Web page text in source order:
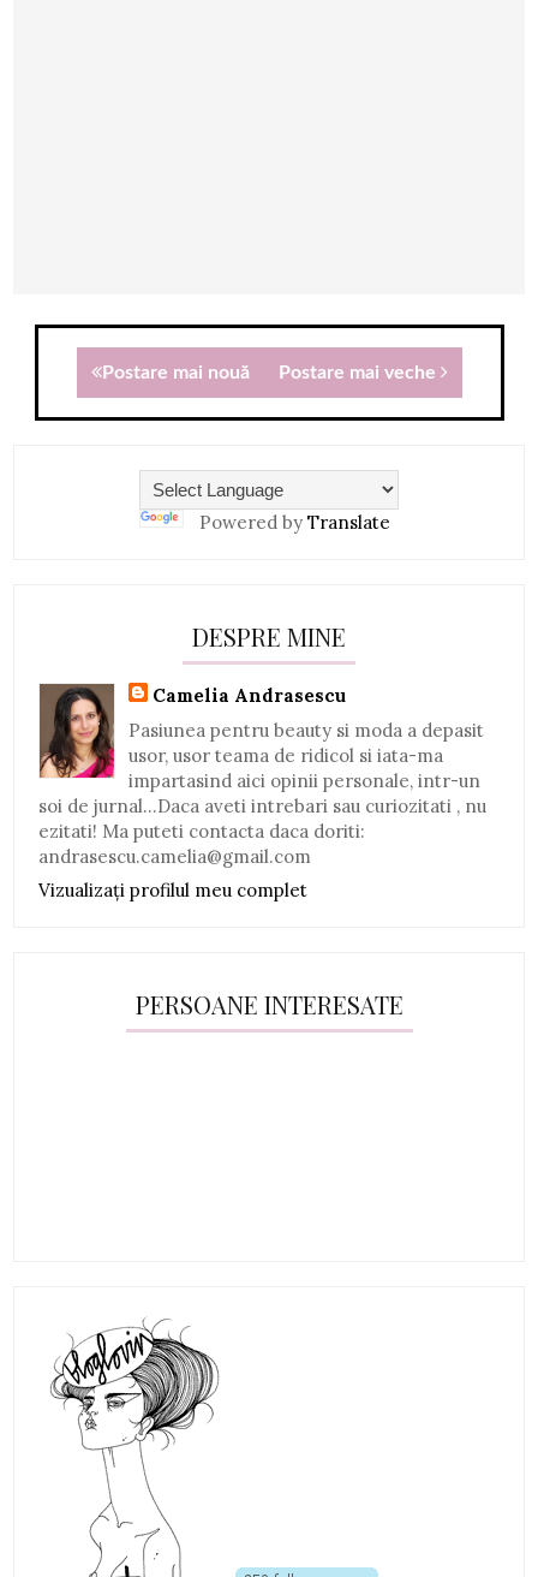
Postare mai nouă Postare mai veche
Powered by Translate
DESPRE MINE
Camelia Andrasescu
Pasiunea pentru beauty si moda a depasit
usor, usor teama de ridicol si iata-ma
impartasind aici opinii personale, intr-un
soi de jurnal...Daca aveti intrebari sau curiozitati , nu
ezitati! Ma puteti contacta daca doriti:
andrasescu.camelia@gmail.com
Vizualizați profilul meu complet
PERSOANE INTERESATE